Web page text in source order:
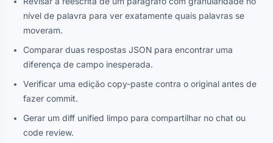
nível de palavra para ver exatamente quais palavras se
moveram.
Comparar duas respostas JSON para encontrar uma
diferença de campo inesperada.
Verificar uma edição copy-paste contra o original antes de
fazer commit.
Gerar um diff unified limpo para compartilhar no chat ou
code review.